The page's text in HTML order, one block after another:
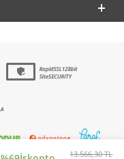
13.566,30 TL